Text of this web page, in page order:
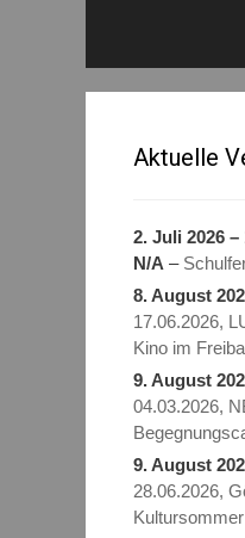
Aktuelle
2. Juli 2026 –
N/A –
8. August
17.06.2026,
Kino im
9. August
04.03.2026,
9. August
28.06.2026,